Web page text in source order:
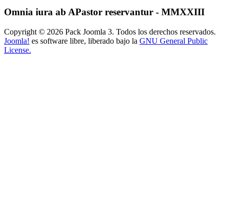
Omnia iura ab APastor reservantur - MMXXIII
Copyright © 2026 Pack Joomla 3. Todos los derechos reservados.
Joomla! es software libre, liberado bajo la GNU General Public
License.